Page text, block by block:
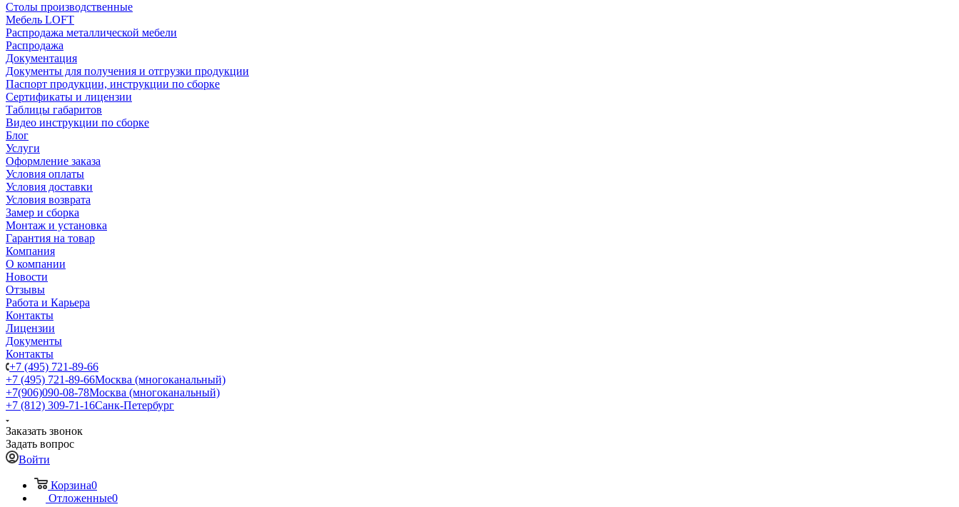
Столы производственные
Мебель LOFT
Распродажа металлической мебели
Распродажа
Документация
Документы для получения и отгрузки продукции
Паспорт продукции, инструкции по сборке
Сертификаты и лицензии
Таблицы габаритов
Видео инструкции по сборке
Блог
Услуги
Оформление заказа
Условия оплаты
Условия доставки
Условия возврата
Замер и сборка
Монтаж и установка
Гарантия на товар
Компания
О компании
Новости
Отзывы
Работа и Карьера
Контакты
Лицензии
Документы
Контакты
+7 (495) 721-89-66
+7 (495) 721-89-66Москва (многоканальный)
+7(906)090-08-78Москва (многоканальный)
+7 (812) 309-71-16Санк-Петербург
Заказать звонок
Задать вопрос
Войти
Корзина0
Отложенные0